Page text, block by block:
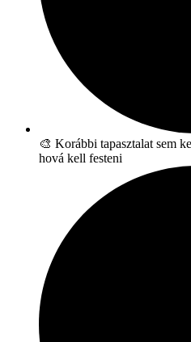
🎨 Korábbi tapasztalat sem
hová kell festeni